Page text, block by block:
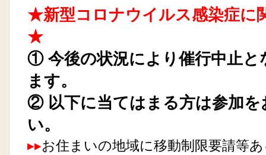
★新型コロナウイルス感染症に
★
① 今後の状況により催行中止と
ます。
② 以下に当てはまる方は参加を
い。
▸▸お住まいの地域に移動制限要請等